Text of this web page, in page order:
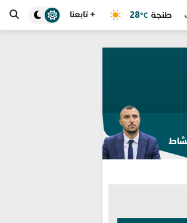
طنجة 28 °C + تابعنا
“الدفع مقابل الحذف” تلاحق هشام جيراندو